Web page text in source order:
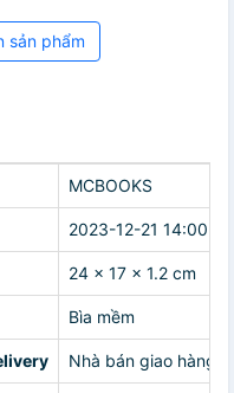
sản phẩm
MCBOOKS
2023-12-21 14:00:00
24 x 17 x 1.2 cm
Bìa mềm
Nhà bán giao hàng